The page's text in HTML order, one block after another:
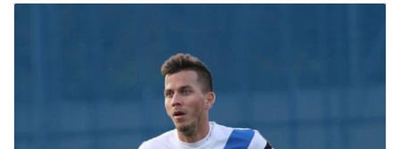
GALÉRIA
SZURKOLÓI ÉLMÉNYEK
AKKREDITÁCIÓ